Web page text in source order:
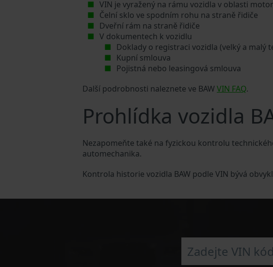
VIN je vyražený na rámu vozidla v oblasti
Čelní sklo ve spodním rohu na straně řidiče
Dveřní rám na straně řidiče
V dokumentech k vozidlu
Doklady o registraci vozidla (velký a malý
Kupní smlouva
Pojistná nebo leasingová smlouva
Další podrobnosti naleznete ve BAWVIN FAQ.
Prohlídka vozidla
Nezapomeňte také na fyzickou kontrolu
automechanika.
Kontrola historie vozidla BAW podle VIN bývá